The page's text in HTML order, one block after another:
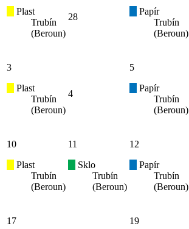
Plast
Trubín
(Beroun)
28
Papír
Trubín
(Beroun)
3
Plast
Trubín
(Beroun)
4
5
Papír
Trubín
(Beroun)
10
Plast
Trubín
(Beroun)
11
Sklo
Trubín
(Beroun)
12
Papír
Trubín
(Beroun)
17
19